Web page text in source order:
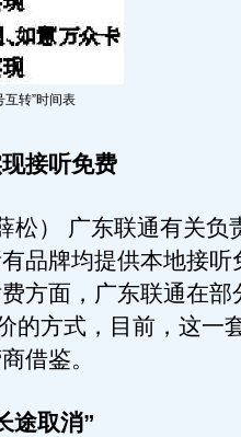
互转”时间表
接听免费
） 广东联通有关负
品牌均提供本地接听
方面，广东联通在部
的方式，目前，这一
借鉴。
取消”